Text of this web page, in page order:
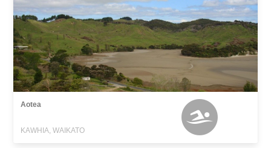
Aotea
KAWHIA, WAIKATO